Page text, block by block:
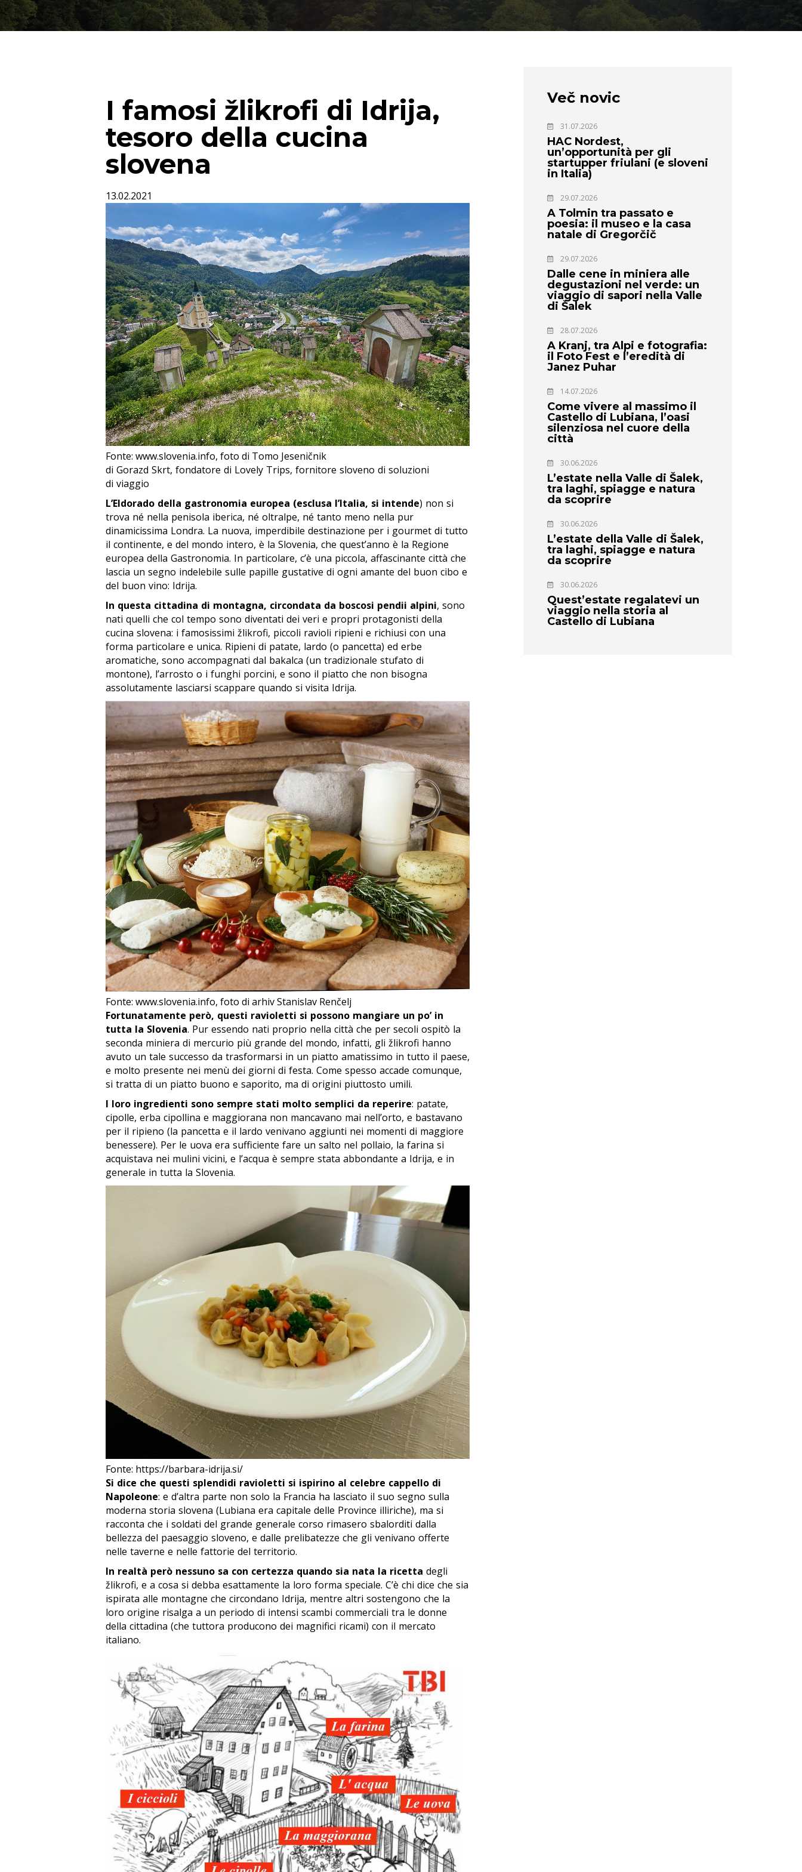
I famosi žlikrofi di Idrija,
tesoro della cucina
slovena
13.02.2021
Fonte: www.slovenia.info, foto di Tomo Jeseničnik
di Gorazd Skrt, fondatore di Lovely Trips, fornitore sloveno di soluzioni
di viaggio
L’Eldorado della gastronomia europea (esclusa l’Italia, si intende) non si
trova né nella penisola iberica, né oltralpe, né tanto meno nella pur
dinamicissima Londra. La nuova, imperdibile destinazione per i gourmet di tutto
il continente, e del mondo intero, è la Slovenia, che quest’anno è la Regione
europea della Gastronomia. In particolare, c’è una piccola, affascinante città che
lascia un segno indelebile sulle papille gustative di ogni amante del buon cibo e
del buon vino: Idrija.
In questa cittadina di montagna, circondata da boscosi pendii alpini, sono
nati quelli che col tempo sono diventati dei veri e propri protagonisti della
cucina slovena: i famosissimi žlikrofi, piccoli ravioli ripieni e richiusi con una
forma particolare e unica. Ripieni di patate, lardo (o pancetta) ed erbe
aromatiche, sono accompagnati dal bakalca (un tradizionale stufato di
montone), l’arrosto o i funghi porcini, e sono il piatto che non bisogna
assolutamente lasciarsi scappare quando si visita Idrija.
Fonte: www.slovenia.info, foto di arhiv Stanislav Renčelj
Fortunatamente però, questi ravioletti si possono mangiare un po’ in
tutta la Slovenia. Pur essendo nati proprio nella città che per secoli ospitò la
seconda miniera di mercurio più grande del mondo, infatti, gli žlikrofi hanno
avuto un tale successo da trasformarsi in un piatto amatissimo in tutto il paese,
e molto presente nei menù dei giorni di festa. Come spesso accade comunque,
si tratta di un piatto buono e saporito, ma di origini piuttosto umili.
I loro ingredienti sono sempre stati molto semplici da reperire: patate,
cipolle, erba cipollina e maggiorana non mancavano mai nell’orto, e bastavano
per il ripieno (la pancetta e il lardo venivano aggiunti nei momenti di maggiore
benessere). Per le uova era sufficiente fare un salto nel pollaio, la farina si
acquistava nei mulini vicini, e l’acqua è sempre stata abbondante a Idrija, e in
generale in tutta la Slovenia.
Fonte: https://barbara-idrija.si/
Si dice che questi splendidi ravioletti si ispirino al celebre cappello di
Napoleone: e d’altra parte non solo la Francia ha lasciato il suo segno sulla
moderna storia slovena (Lubiana era capitale delle Province illiriche), ma si
racconta che i soldati del grande generale corso rimasero sbalorditi dalla
bellezza del paesaggio sloveno, e dalle prelibatezze che gli venivano offerte
nelle taverne e nelle fattorie del territorio.
In realtà però nessuno sa con certezza quando sia nata la ricetta degli
žlikrofi, e a cosa si debba esattamente la loro forma speciale. C’è chi dice che sia
ispirata alle montagne che circondano Idrija, mentre altri sostengono che la
loro origine risalga a un periodo di intensi scambi commerciali tra le donne
della cittadina (che tuttora producono dei magnifici ricami) con il mercato
italiano.
Več novic
31.07.2026
HAC Nordest,
un’opportunità per gli
startupper friulani (e sloveni
in Italia)
29.07.2026
A Tolmin tra passato e
poesia: il museo e la casa
natale di Gregorčič
29.07.2026
Dalle cene in miniera alle
degustazioni nel verde: un
viaggio di sapori nella Valle
di Šalek
28.07.2026
A Kranj, tra Alpi e fotografia:
il Foto Fest e l’eredità di
Janez Puhar
14.07.2026
Come vivere al massimo il
Castello di Lubiana, l’oasi
silenziosa nel cuore della
città
30.06.2026
L’estate nella Valle di Šalek,
tra laghi, spiagge e natura
da scoprire
30.06.2026
L’estate della Valle di Šalek,
tra laghi, spiagge e natura
da scoprire
30.06.2026
Quest’estate regalatevi un
viaggio nella storia al
Castello di Lubiana